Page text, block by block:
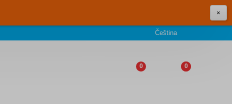
×
Čeština
0 0